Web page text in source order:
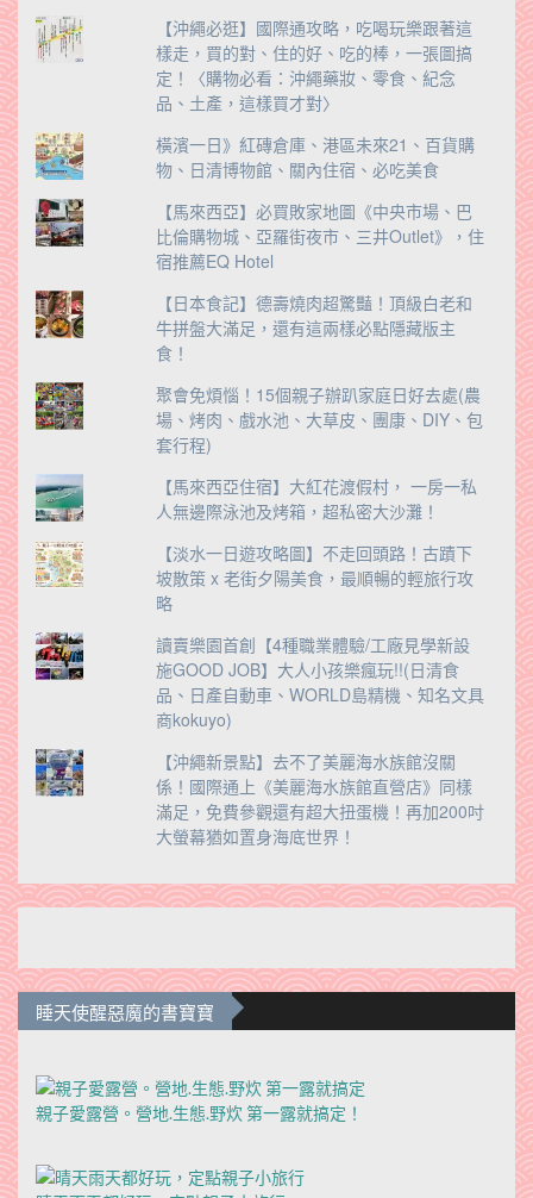
【沖繩必逛】國際通攻略，吃喝玩樂跟著這
樣走，買的對、住的好、吃的棒，一張圖搞
定！〈購物必看：沖繩藥妝、零食、紀念
品、土產，這樣買才對〉
橫濱一日》紅磚倉庫、港區未來21、百貨購
物、日清博物館、關內住宿、必吃美食
【馬來西亞】必買敗家地圖《中央市場、巴
比倫購物城、亞羅街夜市、三井Outlet》，住
宿推薦EQ Hotel
【日本食記】德壽燒肉超驚豔！頂級白老和
牛拼盤大滿足，還有這兩樣必點隱藏版主
食！
聚會免煩惱！15個親子辦趴家庭日好去處(農
場、烤肉、戲水池、大草皮、團康、DIY、包
套行程)
【馬來西亞住宿】大紅花渡假村， 一房一私
人無邊際泳池及烤箱，超私密大沙灘！
【淡水一日遊攻略圖】不走回頭路！古蹟下
坡散策 x 老街夕陽美食，最順暢的輕旅行攻
略
讀賣樂園首創【4種職業體驗/工廠見學新設
施GOOD JOB】大人小孩樂瘋玩!!(日清食
品、日產自動車、WORLD島精機、知名文具
商kokuyo)
【沖繩新景點】去不了美麗海水族館沒關
係！國際通上《美麗海水族館直營店》同樣
滿足，免費參觀還有超大扭蛋機！再加200吋
大螢幕猶如置身海底世界！
睡天使醒惡魔的書寶寶
親子愛露營。營地.生態.野炊 第一露就搞定！